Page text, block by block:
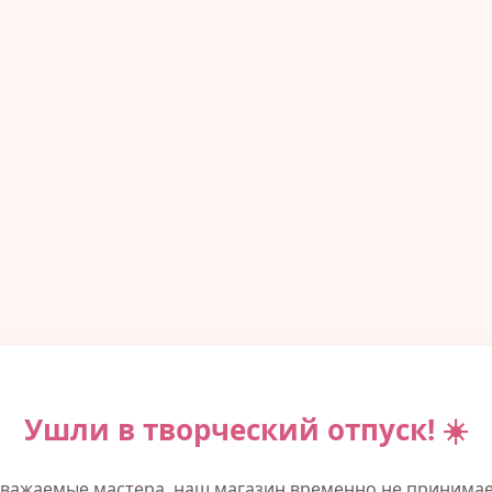
Ушли в творческий отпуск! ☀️